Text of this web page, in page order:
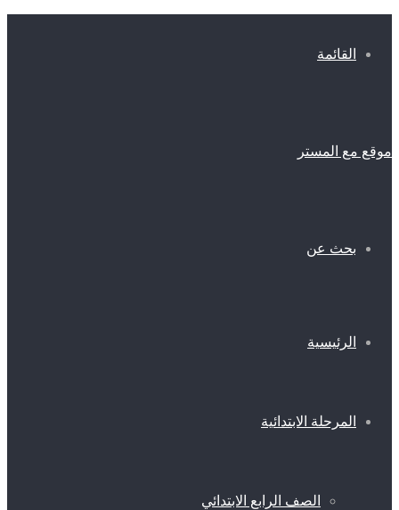
القائمة
موقع مع المستر
بحث عن
الرئيسية
المرحلة الابتدائية
الصف الرابع الابتدائي